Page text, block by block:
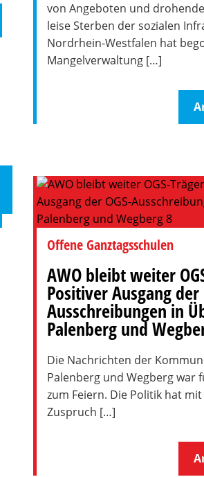
von Angeboten und
leise Sterben der sozialen
Nordrhein-Westfalen hat
Mangelverwaltung […]
Offene Ganztagsschulen
AWO bleibt weiter
Positiver Ausgang der
Ausschreibungen in
Palenberg und
Die Nachrichten der
Palenberg und Wegberg war
zum Feiern. Die Politik hat
Zuspruch […]